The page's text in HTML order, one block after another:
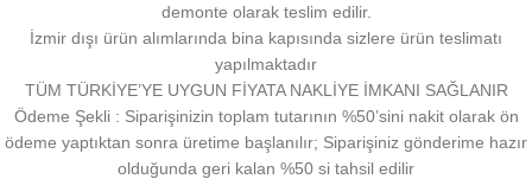
demonte olarak teslim edilir.
İzmir dışı ürün alımlarında bina kapısında sizlere ürün teslimatı
yapılmaktadır
TÜM TÜRKİYE’YE UYGUN FİYATA NAKLİYE İMKANI SAĞLANIR
Ödeme Şekli : Siparişinizin toplam tutarının %50’sini nakit olarak ön
ödeme yaptıktan sonra üretime başlanılır; Siparişiniz gönderime hazır
olduğunda geri kalan %50 si tahsil edilir